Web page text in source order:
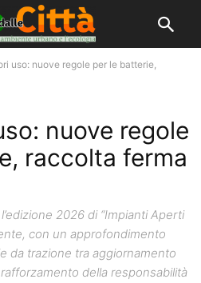
uso: nuove regole per le batterie,
nuove regole
raccolta ferma
2026 di “Impianti Aperti
con un approfondimento
da trazione tra aggiornamento
della responsabilità